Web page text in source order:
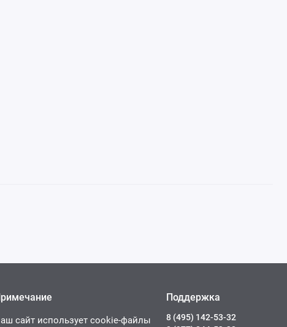
сайт использует cookie-файлы
Поддержка
8 (495) 142-53-32